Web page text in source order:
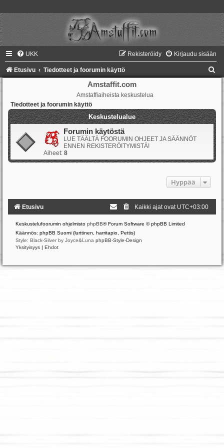
UKK Kirjaudu sisään
Rekisteröidy
Etusivu Tiedotteet ja foorumin käyttö
Amstaffit.com
Amstaffiaiheista keskustelua
Tiedotteet ja foorumin käyttö
Keskustelualue
Forumin käytöstä
LUE TÄÄLTÄ FOORUMIN OHJEET JA SÄÄNNÖT
ENNEN REKISTERÖITYMISTÄ!
Aiheet: 8
Hyppää
Etusivu Kaikki ajat ovat UTC+03:00
Keskustelufoorumin ohjelmisto phpBB® Forum Software © phpBB Limited
Käännös: phpBB Suomi (lurttinen, harritapio, Pettis)
Style: Black-Silver by Joyce&Luna phpBB-Style-Design
Yksityisyys | Ehdot